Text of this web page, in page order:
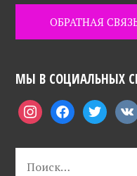
ОБРАТНАЯ
МЫ В СОЦИАЛЬНЫХ
instagramfacebooktwitter